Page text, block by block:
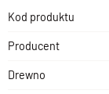
Kod produktu
Producent
Drewno